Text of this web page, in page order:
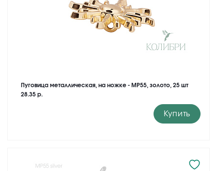
Пуговица металлическая, на ножке - MP55, золото, 25 шт
28.35 р.
Купить